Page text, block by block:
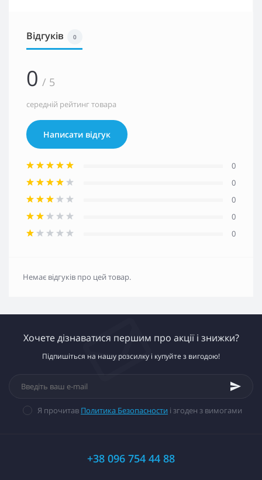
Відгуків 0
0 / 5
середній рейтинг товара
Написати відгук
0
0
0
0
0
Немає відгуків про цей товар.
Хочете дізнаватися першим про акції і знижки?
Підпишіться на нашу розсилку і купуйте з вигодою!
Я прочитав Политика Безопасности і згоден з вимогами
+38 096 754 44 88